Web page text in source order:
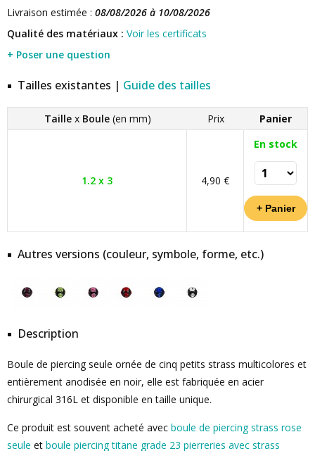
Livraison estimée : 08/08/2026 à 10/08/2026
Qualité des matériaux : Voir les certificats
+ Poser une question
Tailles existantes | Guide des tailles
Taille x Boule (en mm) Prix Panier
1.2 x 3 4,90 €
En stock
Autres versions (couleur, symbole, forme, etc.)
Description
Boule de piercing seule ornée de cinq petits strass multicolores et
entièrement anodisée en noir, elle est fabriquée en acier
chirurgical 316L et disponible en taille unique.
Ce produit est souvent acheté avec boule de piercing strass rose
seule et boule piercing titane grade 23 pierreries avec strass